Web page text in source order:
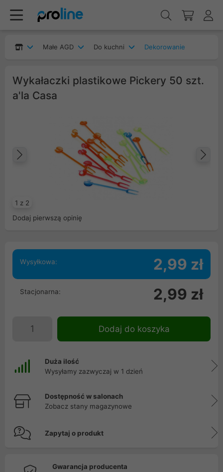
Małe AGD Do kuchni Dekorowanie
Wykałaczki plastikowe Pickery 50 szt.
a'la Casa
1 z 2
Poprzedni
Dodaj pierwszą opinię
Wysyłkowa: 2,99 zł
Stacjonarna: 2,99 zł
Dodaj do koszyka
Duża ilość
Wysyłamy zazwyczaj w 1 dzień
Dostępność w salonach
Zobacz stany magazynowe
Zapytaj o produkt
Gwarancja producenta